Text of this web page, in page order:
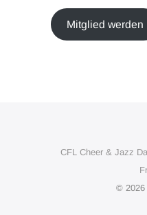
Mitglied werden
CFL Cheer & Jazz
© 2026